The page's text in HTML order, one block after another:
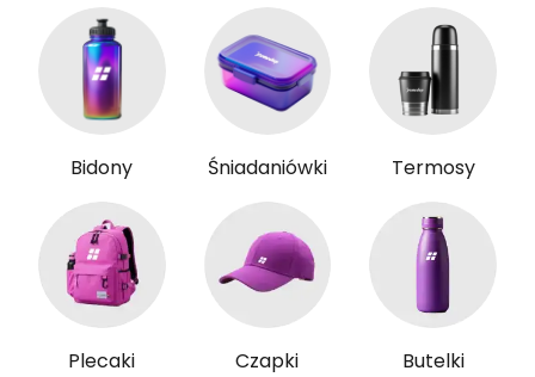
Bidony Śniadaniówki Termosy
Plecaki Czapki Butelki